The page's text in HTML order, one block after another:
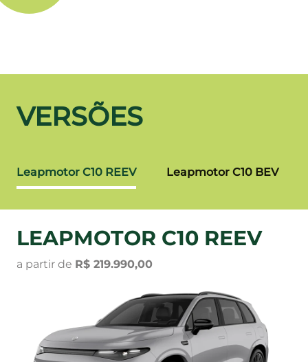
VERSÕES
Leapmotor C10 REEV Leapmotor C10 BEV
LEAPMOTOR C10 REEV
a partir de R$ 219.990,00